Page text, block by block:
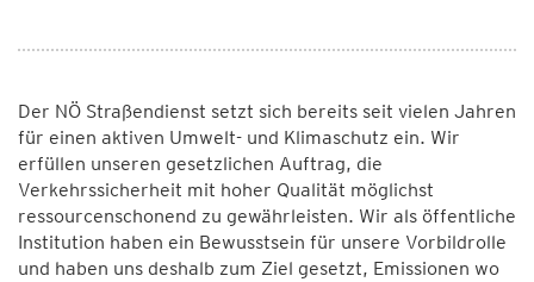
Der NÖ Straßendienst setzt sich bereits seit vielen Jahren
für einen aktiven Umwelt- und Klimaschutz ein. Wir
erfüllen unseren gesetzlichen Auftrag, die
Verkehrssicherheit mit hoher Qualität möglichst
ressourcenschonend zu gewährleisten. Wir als öffentliche
Institution haben ein Bewusstsein für unsere Vorbildrolle
und haben uns deshalb zum Ziel gesetzt, Emissionen wo